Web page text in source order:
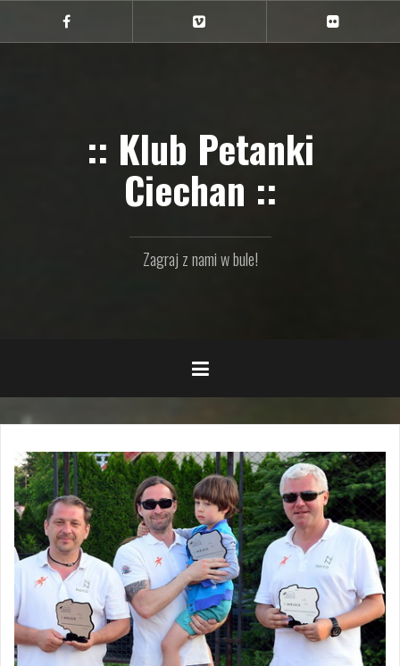
treści
Ciechan
na
na
na
:: Klub Petanki
Ciechan ::
Zagraj z nami w bule!